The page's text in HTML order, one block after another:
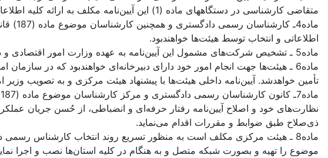
متقاضی کارشناسی در دستگاههای ماده (1) این آیین‌نامه مکلف به ارائه کلیه اطلاعات و مستندات لازم حسب اعلام هیئت خواهندبود.
اطلاعاتی و انتخاب توسط هیئت‌ها خواهندبود.
ماده5 ـ تشخیص شرکت‌های مشمول این آیین‌نامه به عهده وزارت امور اقتصادی و دارایی خواهدبود.
ماده6 ـ هیئت‌ها جهت انجام امور خود دارای دبیرخانه‌ای خواهندبود که در
تأمین خواهدشد. آیین‌نامه داخلی هیئت‌ها با پیشنهاد هیئت مرکزی و به تصویب وزیر
نظارت‌های خود و اصلاح آیین‌نامه رفتار حرفه‌ای و انضباطی، از حُسن جریان
ذی‌صلاح طبق ضوابط و مقررات اقدام می‌نماید.
ماده8 ـ هیئت مرکزی مکلف است به منظور تسریع روند انتخاب کارشناس
موضوع را تهیه و بصورت شبکه متصل و به هنگام در کلیه استان‌ها نصب و اجرا